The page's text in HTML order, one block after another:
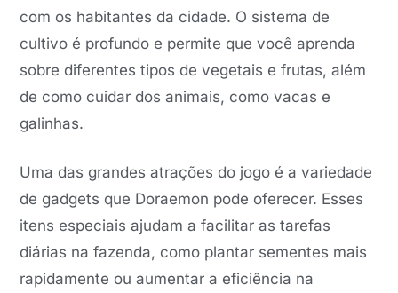
com os habitantes da cidade. O sistema de
cultivo é profundo e permite que você aprenda
sobre diferentes tipos de vegetais e frutas, além
de como cuidar dos animais, como vacas e
galinhas.
Uma das grandes atrações do jogo é a variedade
de gadgets que Doraemon pode oferecer. Esses
itens especiais ajudam a facilitar as tarefas
diárias na fazenda, como plantar sementes mais
rapidamente ou aumentar a eficiência na